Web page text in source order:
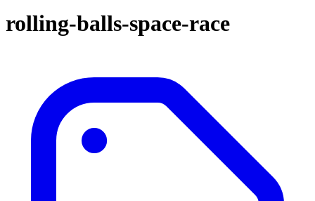
rolling-balls-space-race